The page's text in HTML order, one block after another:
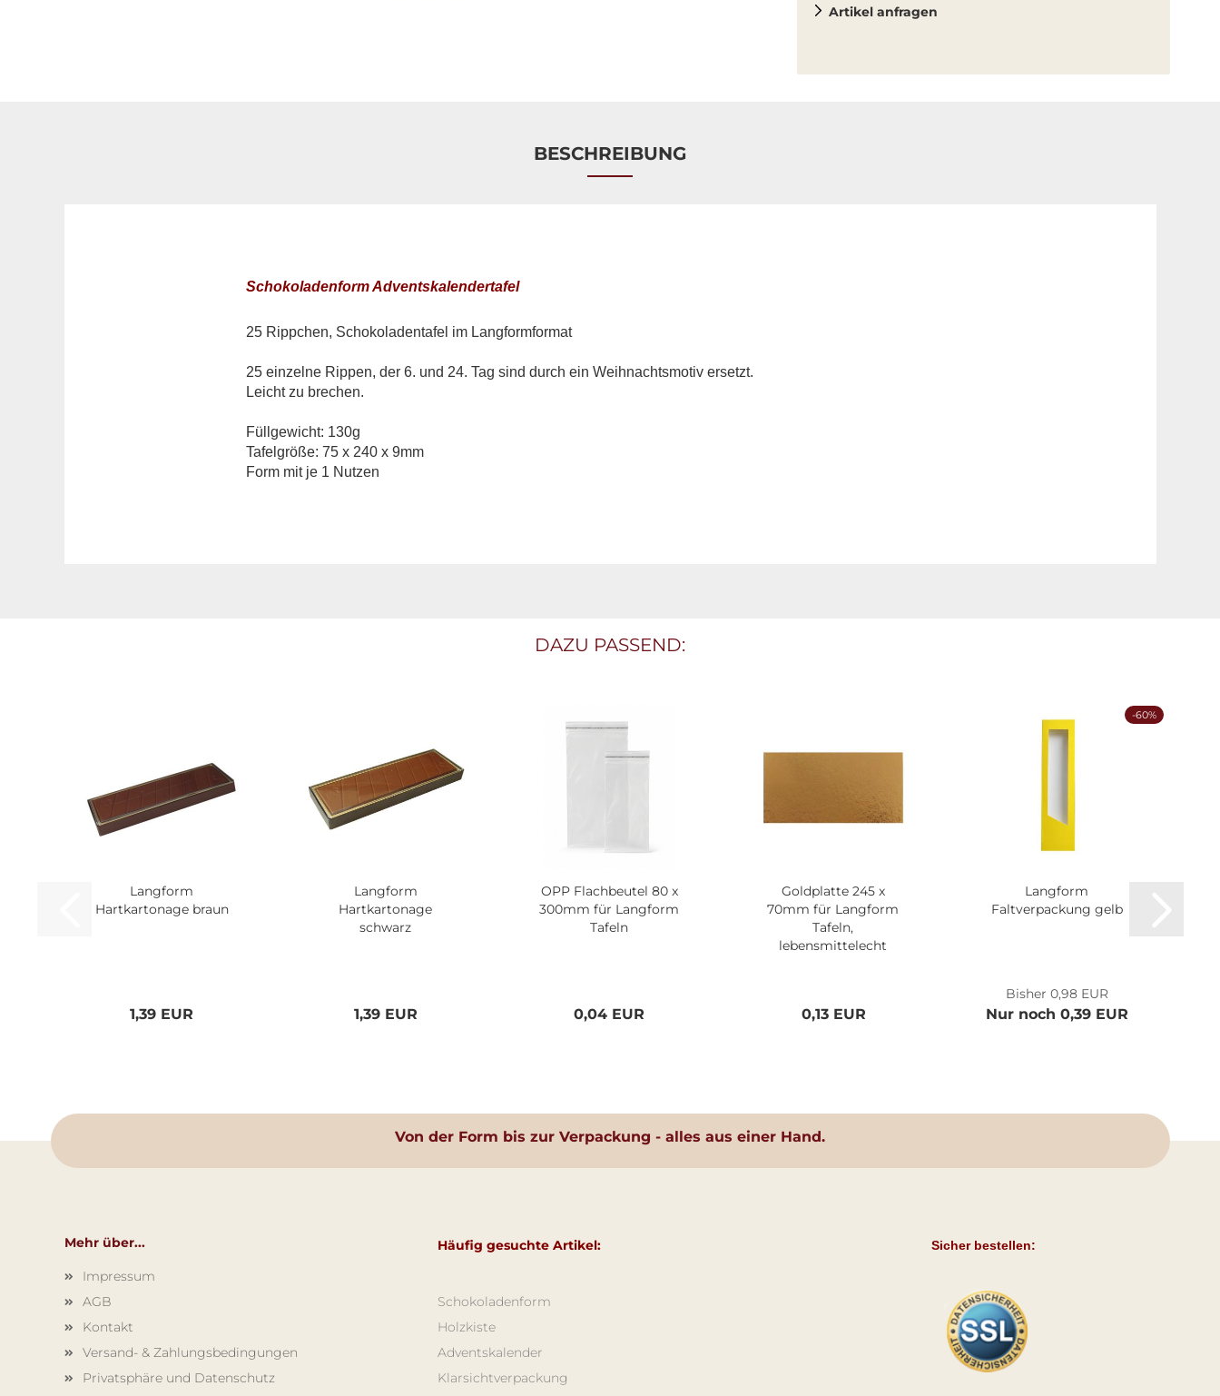
Artikel anfragen
BESCHREIBUNG
Schokoladenform Adventskalendertafel
25 Rippchen, Schokoladentafel im Langformformat
25 einzelne Rippen, der 6. und 24. Tag sind durch ein Weihnachtsmotiv ersetzt.
Leicht zu brechen.
Füllgewicht: 130g
Tafelgröße: 75 x 240 x 9mm
Form mit je 1 Nutzen
DAZU PASSEND:
Langform
Hartkartonage braun
1,39 EUR
Langform
Hartkartonage
schwarz
1,39 EUR
OPP Flachbeutel 80 x
300mm für Langform
Tafeln
0,04 EUR
Goldplatte 245 x
70mm für Langform
Tafeln,
lebensmittelecht
0,13 EUR
-60%
Langform
Faltverpackung gelb
Bisher 0,98 EUR
Nur noch 0,39 EUR
Von der Form bis zur Verpackung - alles aus einer Hand.
Mehr über...
Impressum
AGB
Kontakt
Versand- & Zahlungsbedingungen
Privatsphäre und Datenschutz
Häufig gesuchte Artikel:
Schokoladenform
Holzkiste
Adventskalender
Klarsichtverpackung
Sicher bestellen: